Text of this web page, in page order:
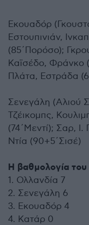
Εκουαδόρ
Εστουπινιάν,
(85΄Πορόσο);
Καϊσέδο, Φράνκο
Πλάτα, Εστράδα
Σενεγάλη (Αλιού
Τζέικομπς,
(74΄Μεντί); Σαρ, Ι.
Ντία (90+5΄Σισέ)
Η βαθμολογία του
1. Ολλανδία 7
2. Σενεγάλη 6
3. Εκουαδόρ 4
4. Κατάρ 0